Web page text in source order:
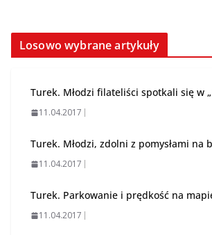
Losowo wybrane artykuły
Turek. Młodzi filateliści spotkali się w
11.04.2017
Turek. Młodzi, zdolni z pomysłami na
11.04.2017
Turek. Parkowanie i prędkość na
11.04.2017